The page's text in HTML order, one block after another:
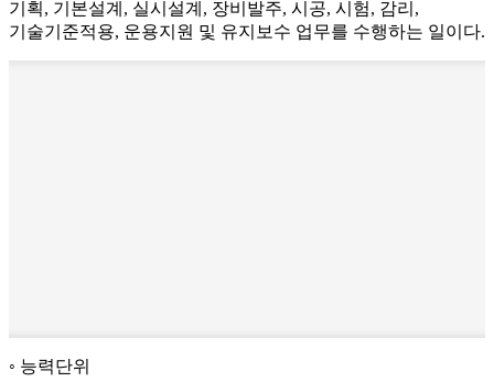
기획, 기본설계, 실시설계, 장비발주, 시공, 시험, 감리,
기술기준적용, 운용지원 및 유지보수 업무를 수행하는 일이다.
능력단위